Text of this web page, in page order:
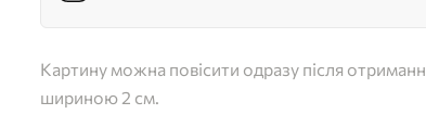
Картину можна повісити одразу після
шириною 2 см.